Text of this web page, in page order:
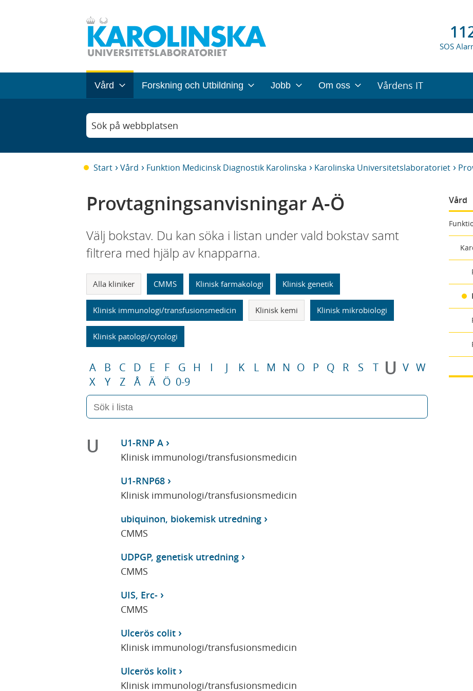
SOS
Vård Forskning och Utbildning Jobb Om oss Vårdens IT
Sök på webbplatsen
Start Vård Funktion Medicinsk Diagnostik Karolinska Karolinska Universitetslaboratoriet
Vård
Provtagningsanvisningar A-Ö
Välj bokstav. Du kan söka i listan under vald bokstav samt
filtrera med hjälp av knapparna.
Alla kliniker CMMS Klinisk farmakologi Klinisk genetik
Klinisk immunologi/transfusionsmedicin Klinisk kemi Klinisk mikrobiologi
Klinisk patologi/cytologi
A B C D E F G H I J K L M N O P Q R S T U V W
X
Y Z Å Ä Ö 0-9
U
U1-RNP A
Klinisk immunologi/transfusionsmedicin
U1-RNP68
Klinisk immunologi/transfusionsmedicin
ubiquinon, biokemisk utredning
CMMS
UDPGP, genetisk utredning
CMMS
UIS, Erc-
CMMS
Ulcerös colit
Klinisk immunologi/transfusionsmedicin
Ulcerös kolit
Klinisk immunologi/transfusionsmedicin